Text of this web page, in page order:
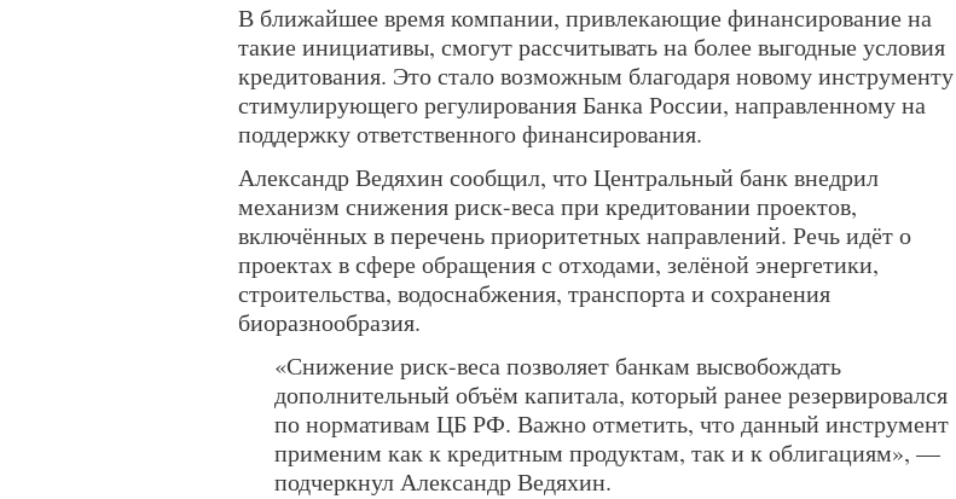
В ближайшее время компании, привлекающие финансирование на
такие инициативы, смогут рассчитывать на более выгодные условия
кредитования. Это стало возможным благодаря новому инструменту
стимулирующего регулирования Банка России, направленному на
поддержку ответственного финансирования.
Александр Ведяхин сообщил, что Центральный банк внедрил
механизм снижения риск-веса при кредитовании проектов,
включённых в перечень приоритетных направлений. Речь идёт о
проектах в сфере обращения с отходами, зелёной энергетики,
строительства, водоснабжения, транспорта и сохранения
биоразнообразия.
«Снижение риск-веса позволяет банкам высвобождать
дополнительный объём капитала, который ранее резервировался
по нормативам ЦБ РФ. Важно отметить, что данный инструмент
применим как к кредитным продуктам, так и к облигациям», —
подчеркнул Александр Ведяхин.